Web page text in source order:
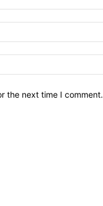
the next time I comment.